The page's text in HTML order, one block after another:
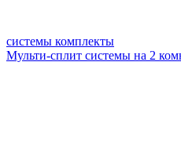
системы комплекты
Мульти-сплит системы на 2